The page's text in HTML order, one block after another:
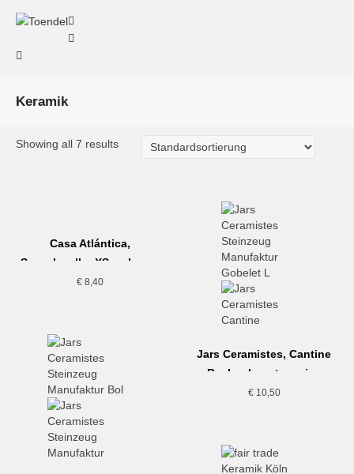
Keramik
Showing all 7 results
Casa Atlántica,
Seeschwalbe XS, schwarz
€8,40
Jars Ceramistes, Cantine
Becher L, naturweiss
€10,50